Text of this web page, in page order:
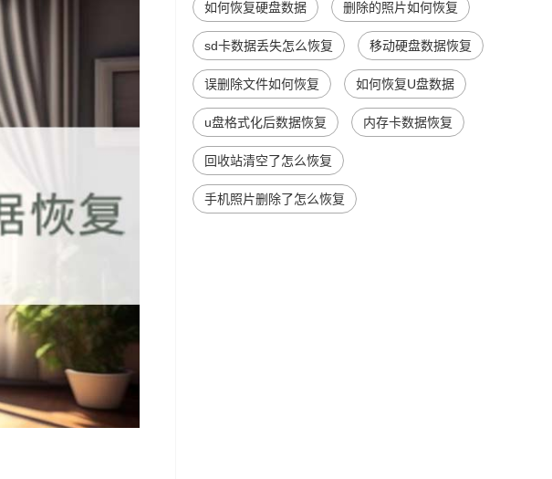
如何恢复硬盘数据 删除的照片如何恢复
sd卡数据丢失怎么恢复 移动硬盘数据恢复
误删除文件如何恢复 如何恢复U盘数据
u盘格式化后数据恢复 内存卡数据恢复
回收站清空了怎么恢复
手机照片删除了怎么恢复